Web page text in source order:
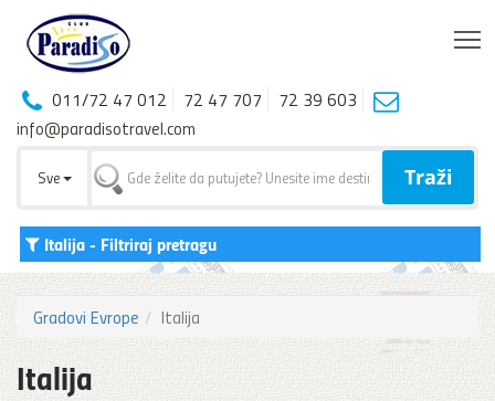
011/72 47 012 72 47 707
72 39 603
info@paradisotravel.com
Sve Traži
Italija- Filtriraj pretragu
Gradovi Evrope Italija
Italija